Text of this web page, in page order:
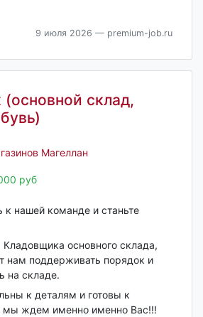
9 июля 2026 — premium-job.ru
склад,
Магеллан
руб
к нашей команде и станьте
основного склада,
нам поддерживать порядок и
на складе.
к деталям и готовы к
мы ждем именно именно Вас!!!